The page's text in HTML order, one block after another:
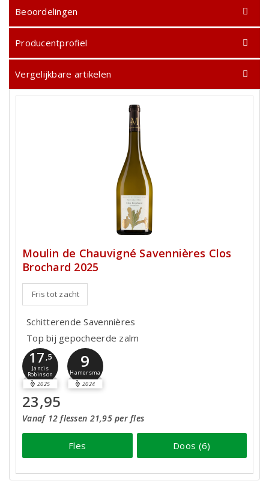
Beoordelingen
Producentprofiel
Vergelijkbare artikelen
Moulin de Chauvigné Savennières Clos
Brochard 2025
Fris tot zacht
Schitterende Savennières
Top bij gepocheerde zalm
17 ,5
Jancis
Robinson
2025
9
Hamersma
2024
23,95
Vanaf 12 flessen 21,95 per fles
Fles Doos (6)